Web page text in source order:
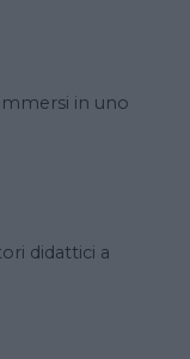
in uno
didattici a